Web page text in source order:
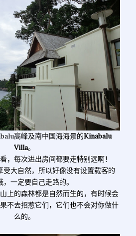
高峰及南中国海海景的Kinabalu
Villa。
，每次进出房间都要走特别远啊！
受大自然，所以好像没有设置载客的
一定要自己走路的。
上的森林都是自然而生的，有时候会
不去招惹它们，它们也不会对你做什
么的。